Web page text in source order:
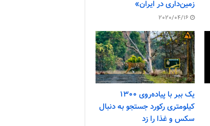
زمین‌داری در ایران»
2020/04/16
یک ببر با پیاده‌روی ۱۳۰۰
کیلومتری رکورد جستجو به دنبال
سکس و غذا را زد